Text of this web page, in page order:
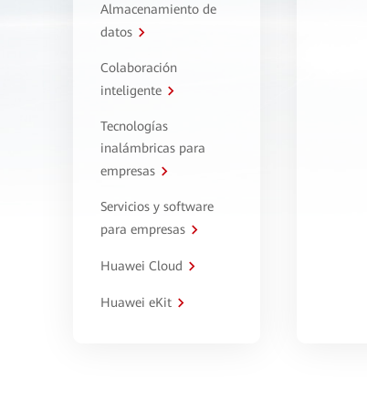
Almacenamiento de
datos
Colaboración
inteligente
Tecnologías
inalámbricas para
empresas
Servicios y software
para empresas
Huawei Cloud
Huawei eKit